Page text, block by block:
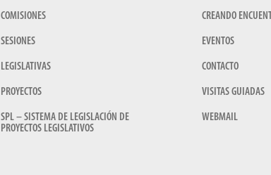
COMISIONES
SESIONES
LEGISLATIVAS
PROYECTOS
SPL – SISTEMA DE LEGISLACIÓN DE
PROYECTOS LEGISLATIVOS
CREANDO
EVENTOS
CONTACTO
VISITAS GUIADAS
WEBMAIL